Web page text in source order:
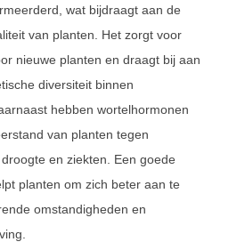
wat bijdraagt aan de
van planten. Het zorgt voor
nieuwe planten en draagt bij aan
diversiteit binnen
hebben wortelhormonen
van planten tegen
en ziekten. Een goede
planten om zich beter aan te
omstandigheden en